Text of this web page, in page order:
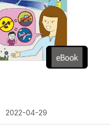
2022-04-29